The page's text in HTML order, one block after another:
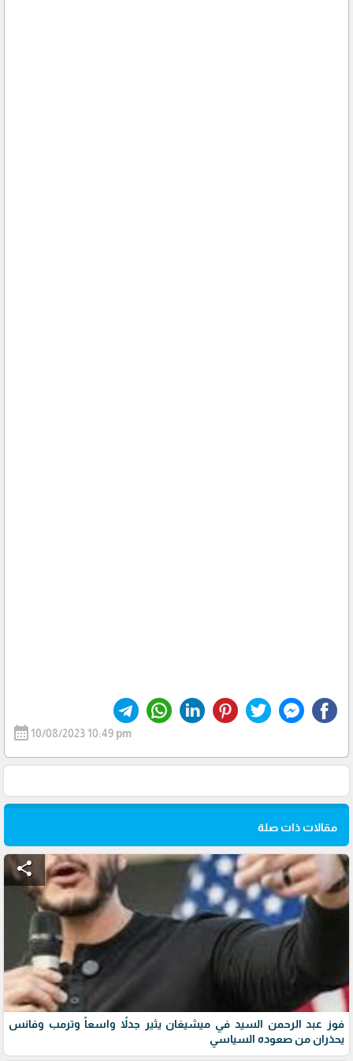
calendar_month 10/08/2023 10:49 pm
مقالات ذات صلة
share
فوز عبد الرحمن السيد في ميشيغان يثير جدلاً واسعاً وترمب وفانس
يحذران من صعوده السياسي